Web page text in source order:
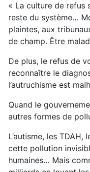
« La culture de refus
reste du système…
plaintes, aux
de champ. Être
De plus, le refus de
reconnaître le
l’autruchisme est
Quand le
autres formes de
L’autisme, les
cette pollution
humaines… Mais